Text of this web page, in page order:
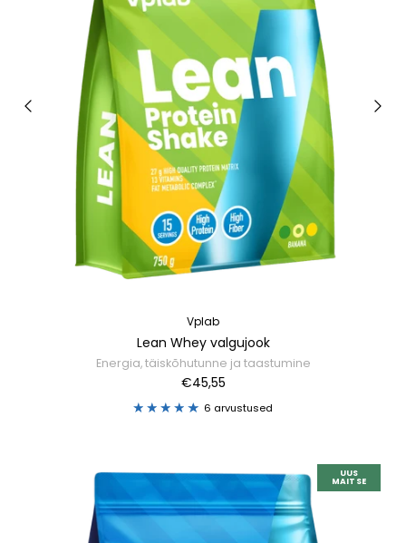
Vplab
Lean Whey valgujook
Energia, täiskõhutunne ja taastumine
€45,55
6 arvustused
UUS
MAITSE